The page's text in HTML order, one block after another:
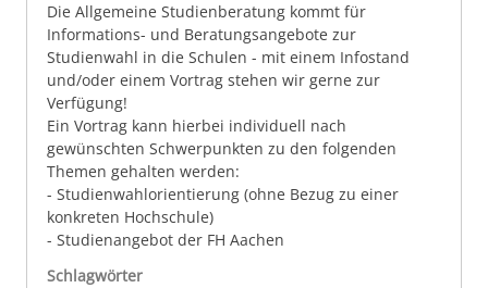
Die Allgemeine Studienberatung kommt für
Informations- und Beratungsangebote zur
Studienwahl in die Schulen - mit einem Infostand
und/oder einem Vortrag stehen wir gerne zur
Verfügung!
Ein Vortrag kann hierbei individuell nach
gewünschten Schwerpunkten zu den folgenden
Themen gehalten werden:
- Studienwahlorientierung (ohne Bezug zu einer
konkreten Hochschule)
- Studienangebot der FH Aachen
Schlagwörter